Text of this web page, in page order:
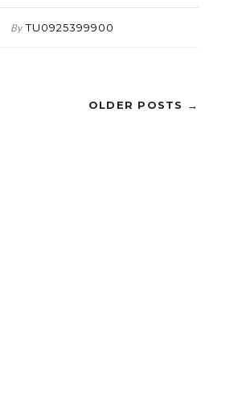
By TU0925399900
OLDER POSTS →